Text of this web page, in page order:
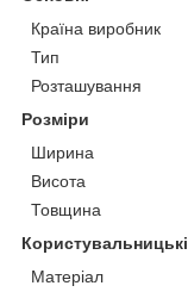
Країна виробник
Тип
Розташування
Розміри
Ширина
Висота
Товщина
Матеріал